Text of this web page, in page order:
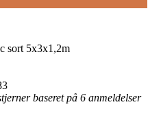
sort 5x3x1,2m
baseret på 6 anmeldelser